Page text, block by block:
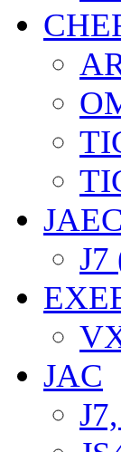
J7
JAC